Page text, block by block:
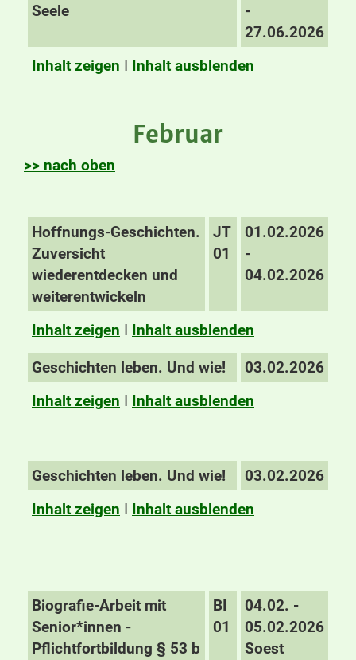
Seele
-
27.06.2026
Inhalt zeigen I Inhalt ausblenden
Februar
>> nach oben
Hoffnungs-Geschichten.
Zuversicht
wiederentdecken und
weiterentwickeln
JT
01
01.02.2026
-
04.02.2026
Inhalt zeigen I Inhalt ausblenden
Geschichten leben. Und wie!
03.02.2026
Inhalt zeigen I Inhalt ausblenden
Geschichten leben. Und wie!
03.02.2026
Inhalt zeigen I Inhalt ausblenden
Biografie-Arbeit mit
Senior*innen -
Pflichtfortbildung § 53 b
BI
01
04.02. -
05.02.2026
Soest